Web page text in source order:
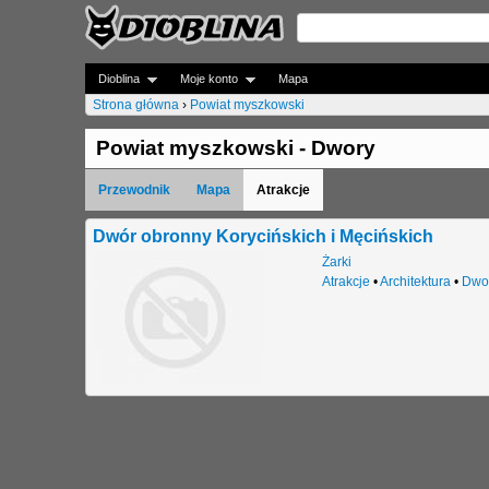
Dioblina Moje konto Mapa
J
e
s
t
Strona główna › Powiat myszkowski
Powiat myszkowski - Dwory
Przewodnik Mapa Atrakcje
Dwór obronny Korycińskich i Męcińskich
Żarki
Atrakcje •Architektura •